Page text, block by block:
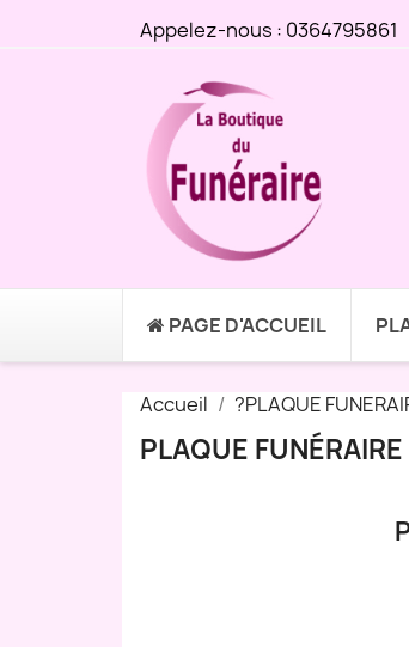
Appelez-nous : 0364795861
PAGE D'ACCUEIL
Accueil ?PLAQUE
PLAQUE